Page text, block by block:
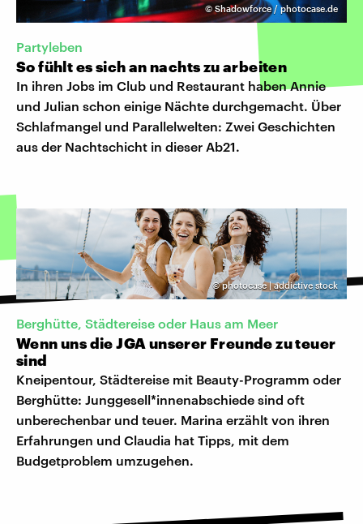
©Shadowforce / photocase.de
Partyleben
So fühlt es sich an nachts zu arbeiten
In ihren Jobs im Club und Restaurant haben Annie
und Julian schon einige Nächte durchgemacht. Über
Schlafmangel und Parallelwelten: Zwei Geschichten
aus der Nachtschicht in dieser Ab21.
©photocase | addictive stock
Berghütte, Städtereise oder Haus am Meer
Wenn uns die JGA unserer Freunde zu teuer
sind
Kneipentour, Städtereise mit Beauty-Programm oder
Berghütte: Junggesell*innenabschiede sind oft
unberechenbar und teuer. Marina erzählt von ihren
Erfahrungen und Claudia hat Tipps, mit dem
Budgetproblem umzugehen.